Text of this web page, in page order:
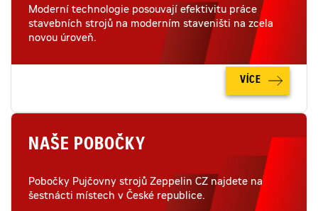
Moderní technologie posouvají efektivitu práce
stavebních strojů na moderním staveništi na zcela
novou úroveň.
VÍCE
NAŠE POBOČKY
Pobočky Pujčovny strojů Zeppelin CZ najdete na
šestnácti místech v České republice.